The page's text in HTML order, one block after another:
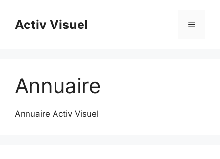
contenuActiv Visuel Menu
Annuaire
Annuaire Activ Visuel